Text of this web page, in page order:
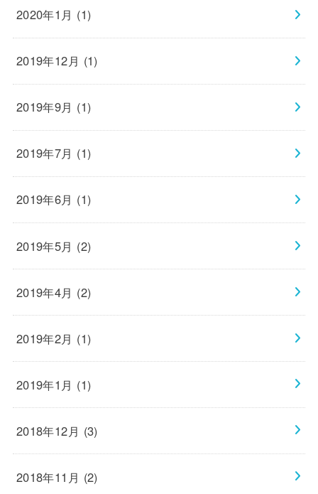
2020年1月 (1)
2019年12月 (1)
2019年9月 (1)
2019年7月 (1)
2019年6月 (1)
2019年5月 (2)
2019年4月 (2)
2019年2月 (1)
2019年1月 (1)
2018年12月 (3)
2018年11月 (2)